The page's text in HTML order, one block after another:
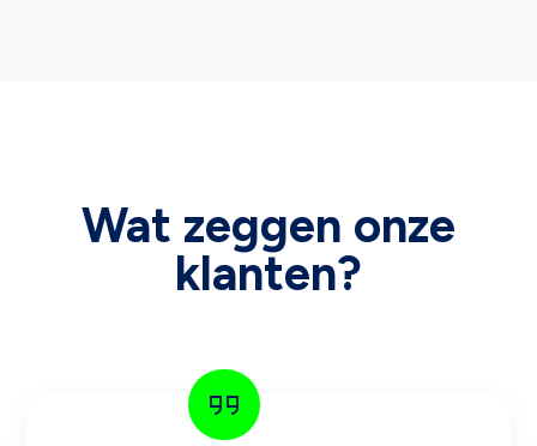
Wat zeggen onze
klanten?